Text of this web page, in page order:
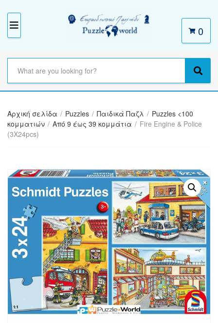
M
N
U
a
t
g
o
r
m
e
S
a
r
h
t
e
S
e
a
h
0
Αρχική σελίδα / Puzzles / Παιδικά Παζλ / Puzzles <100
κομματιών / Από 9 έως 39 κομμάτια / Fire Engine & Police
(3X24pcs)